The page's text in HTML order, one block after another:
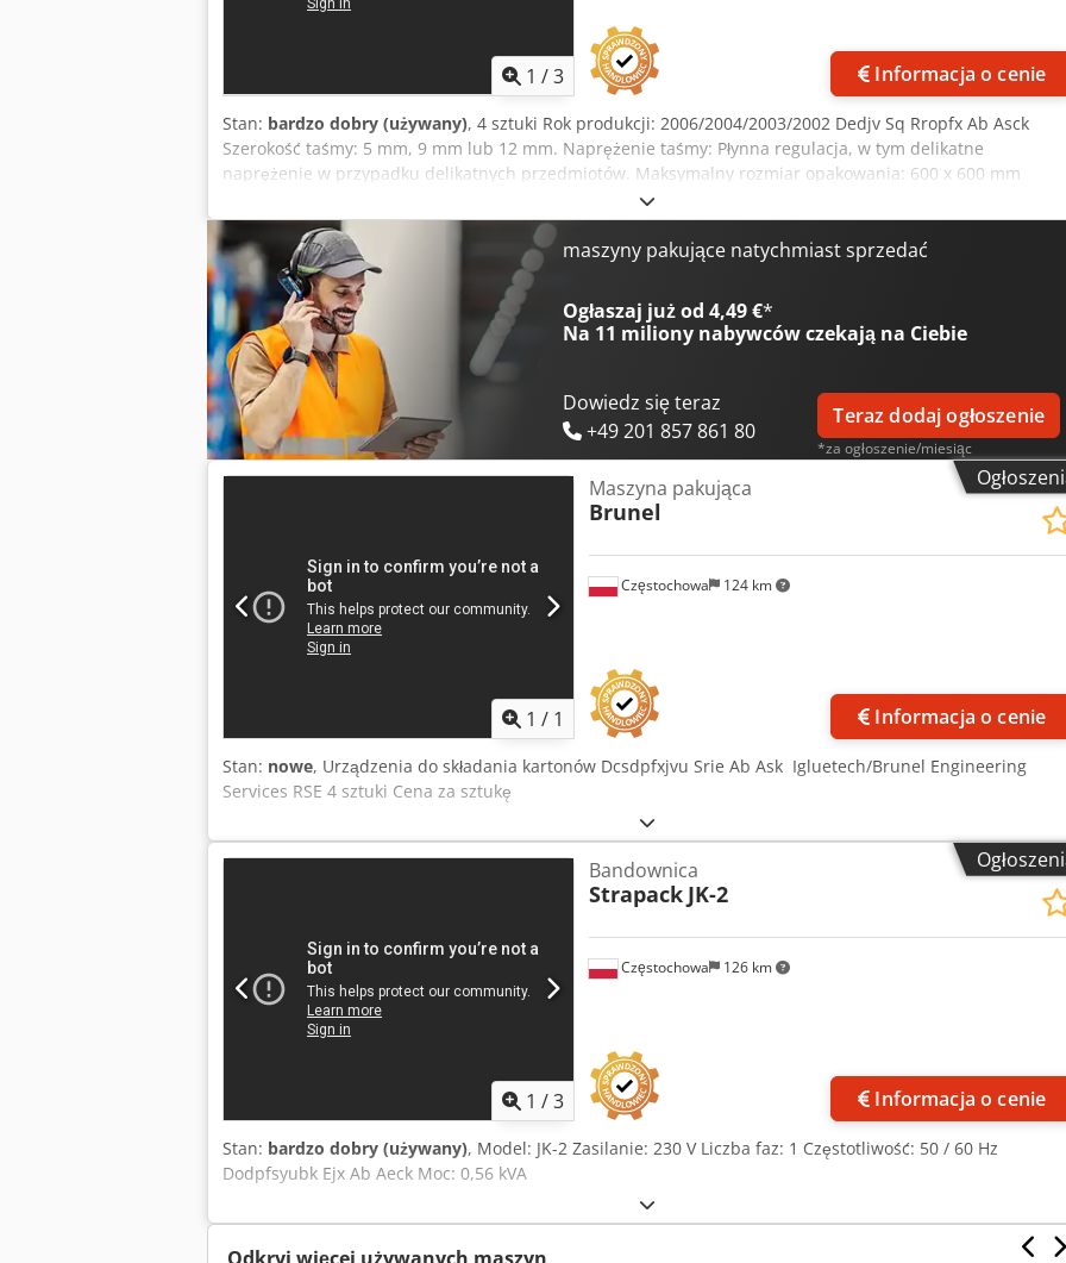
1 /3 Informacja o cenie
Stan: bardzo dobry (używany), 4 sztuki Rok produkcji: 2006/2004/2003/2002 Dedjv Sq Rropfx Ab Asck
Szerokość taśmy: 5 mm, 9 mm lub 12 mm. Naprężenie taśmy: Płynna regulacja, w tym delikatne
naprężenie w przypadku delikatnych przedmiotów. Maksymalny rozmiar opakowania: 600 x 600 mm
(szerokość x wysokość). System zgrzewania: Zgrzewanie gorącym klinem. Wysokość stołu: ok. 820–925 mm.
Minimalna wysokość opakowania: ok. 10 mm. Maksymalna waga opakowania: ok. 25 kg. Materiał taśmy:
Polipropylen (PP). Zasilanie: 230 V.
maszyny pakujące natychmiast sprzedać
Ogłaszaj już od 4,49 €*
Na 11 miliony nabywcówczekają na Ciebie
Dowiedz się teraz
+49 201 857 861 80
Teraz dodaj ogłoszenie
*za ogłoszenie/miesiąc
1 / 1
Częstochowa 124 km
Maszyna pakująca
Brunel
Informacja o cenie
Stan: nowe, Urządzenia do składania kartonów Dcsdpfxjvu Srie Ab Ask Igluetech/Brunel Engineering
Services RSE 4 sztuki Cena za sztukę
1 /3
Częstochowa 126 km
Bandownica
Strapack JK-2
Informacja o cenie
Stan: bardzo dobry (używany), Model: JK-2 Zasilanie: 230 V Liczba faz: 1 Częstotliwość: 50 / 60 Hz
Dodpfsyubk Ejx Ab Aeck Moc: 0,56 kVA